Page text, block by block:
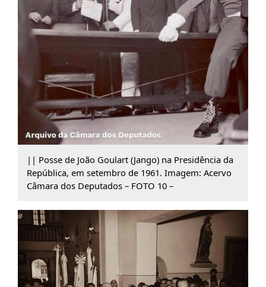
|| Posse de João Goulart (Jango) na Presidência da
República, em setembro de 1961. Imagem: Acervo
Câmara dos Deputados – FOTO 10 –